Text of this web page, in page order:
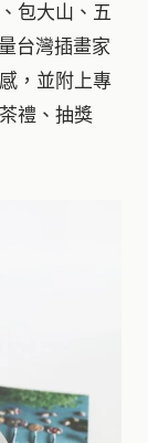
包大山、五
台灣插畫家
，並附上專
禮、抽獎